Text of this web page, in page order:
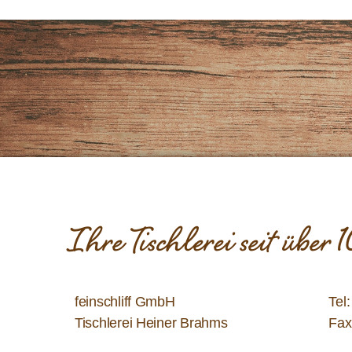
Ihre Tischlerei seit über
feinschliff GmbH
Tischlerei Heiner Brahms